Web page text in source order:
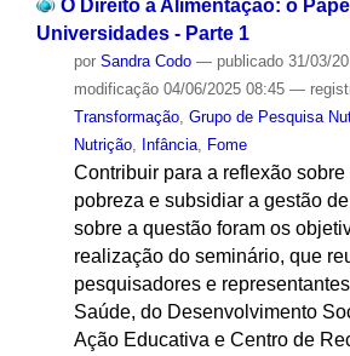
O Direito à Alimentação: o
Universidades - Parte 1
por Sandra Codo — publicado31/03/
modificação04/06/2025 08:45 —
Transformação, Grupo de Pesquisa
Nutrição, Infância, Fome
Contribuir para a reflexão
pobreza e subsidiar a gestão
sobre a questão foram os
realização do seminário, que
pesquisadores e
Saúde, do Desenvolvimento
Ação Educativa e Centro de